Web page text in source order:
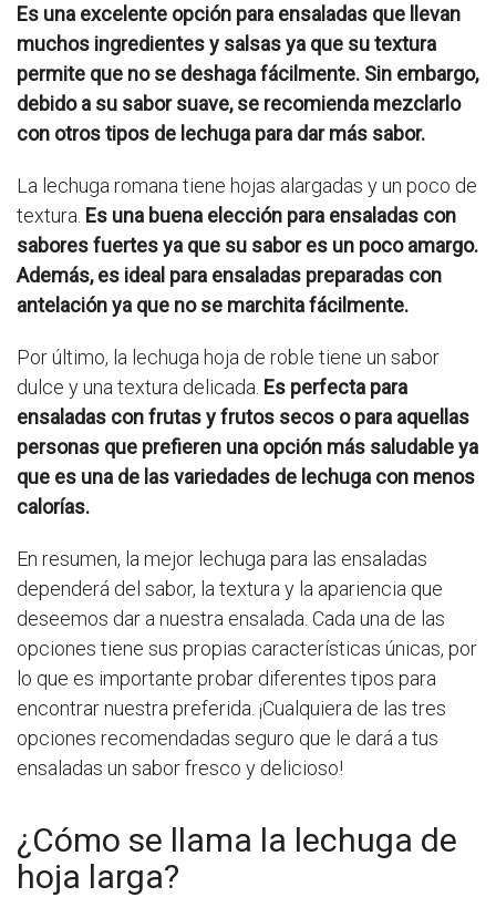
Es una excelente opción para ensaladas que llevan
muchos ingredientes y salsas ya que su textura
permite que no se deshaga fácilmente. Sin embargo,
debido a su sabor suave, se recomienda mezclarlo
con otros tipos de lechuga para dar más sabor.
La lechuga romana tiene hojas alargadas y un poco de
textura. Es una buena elección para ensaladas con
sabores fuertes ya que su sabor es un poco amargo.
Además, es ideal para ensaladas preparadas con
antelación ya que no se marchita fácilmente.
Por último, la lechuga hoja de roble tiene un sabor
dulce y una textura delicada. Es perfecta para
ensaladas con frutas y frutos secos o para aquellas
personas que prefieren una opción más saludable ya
que es una de las variedades de lechuga con menos
calorías.
En resumen, la mejor lechuga para las ensaladas
dependerá del sabor, la textura y la apariencia que
deseemos dar a nuestra ensalada. Cada una de las
opciones tiene sus propias características únicas, por
lo que es importante probar diferentes tipos para
encontrar nuestra preferida. ¡Cualquiera de las tres
opciones recomendadas seguro que le dará a tus
ensaladas un sabor fresco y delicioso!
¿Cómo se llama la lechuga de
hoja larga?